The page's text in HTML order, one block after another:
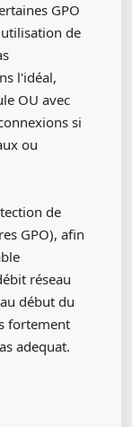
GPO
de
l'idéal,
OU avec
si
ou
de
GPO), afin
réseau
début du
fortement
adequat.